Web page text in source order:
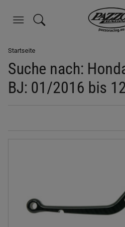
Startseite
Suche nach:
BJ: 01/2016 bis